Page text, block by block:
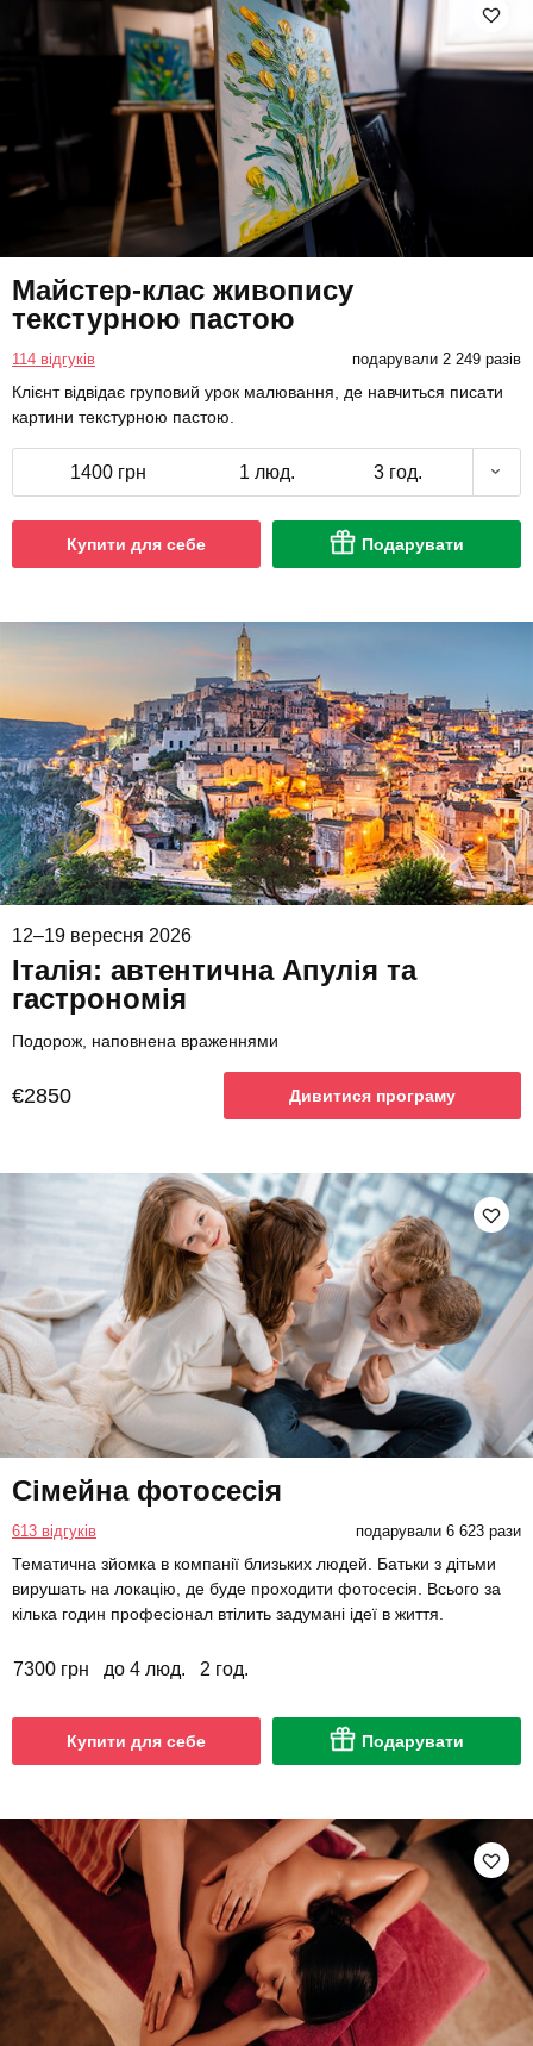
Майстер-клас живопису
текстурною пастою
114 відгуків подарували 2 249 разів
Клієнт відвідає груповий урок малювання, де навчиться писати
картини текстурною пастою.
1400 грн 1 люд. 3 год.
Купити для себе Подарувати
12–19 вересня 2026
Італія: автентична Апулія та
гастрономія
Подорож, наповнена враженнями
€2850 Дивитися програму
Сімейна фотосесія
613 відгуків подарували 6 623 рази
Тематична зйомка в компанії близьких людей. Батьки з дітьми
вирушать на локацію, де буде проходити фотосесія. Всього за
кілька годин професіонал втілить задумані ідеї в життя.
7300 грн до 4 люд. 2 год.
Купити для себе Подарувати